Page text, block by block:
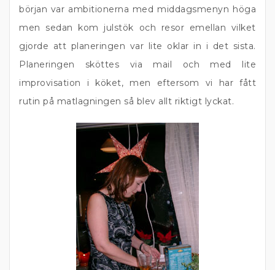
början var ambitionerna med middagsmenyn höga
men sedan kom julstök och resor emellan vilket
gjorde att planeringen var lite oklar in i det sista.
Planeringen sköttes via mail och med lite
improvisation i köket, men eftersom vi har fått
rutin på matlagningen så blev allt riktigt lyckat.